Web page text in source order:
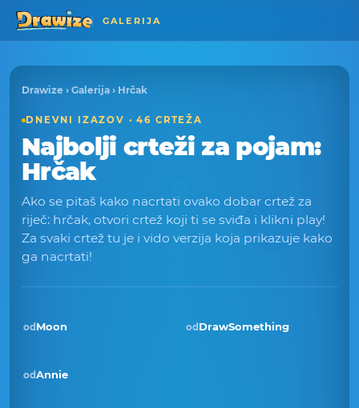
GALERIJA
Drawize › Galerija › Hrčak
DNEVNI IZAZOV · 46 CRTEŽA
Najbolji crteži za pojam:
Hrčak
Ako se pitaš kako nacrtati ovako dobar crtež za
riječ: hrčak, otvori crtež koji ti se sviđa i klikni play!
Za svaki crtež tu je i vido verzija koja prikazuje kako
ga nacrtati!
Pobjednik · lis 2025
od Moon od DrawSomething
odAnnie